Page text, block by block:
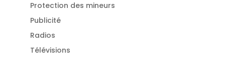
Protection des mineurs
Publicité
Radios
Télévisions